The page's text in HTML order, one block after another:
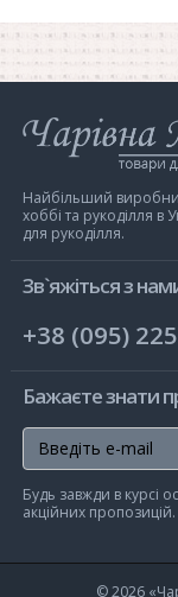
Інтернет-
магазин
Мить
Найбільший
хоббі та рукоділля в
для рукоділля.
Зв`яжіться з
+38 (095)
Бажаєте знати
Будь завжди в курсі
акційних
© 2026